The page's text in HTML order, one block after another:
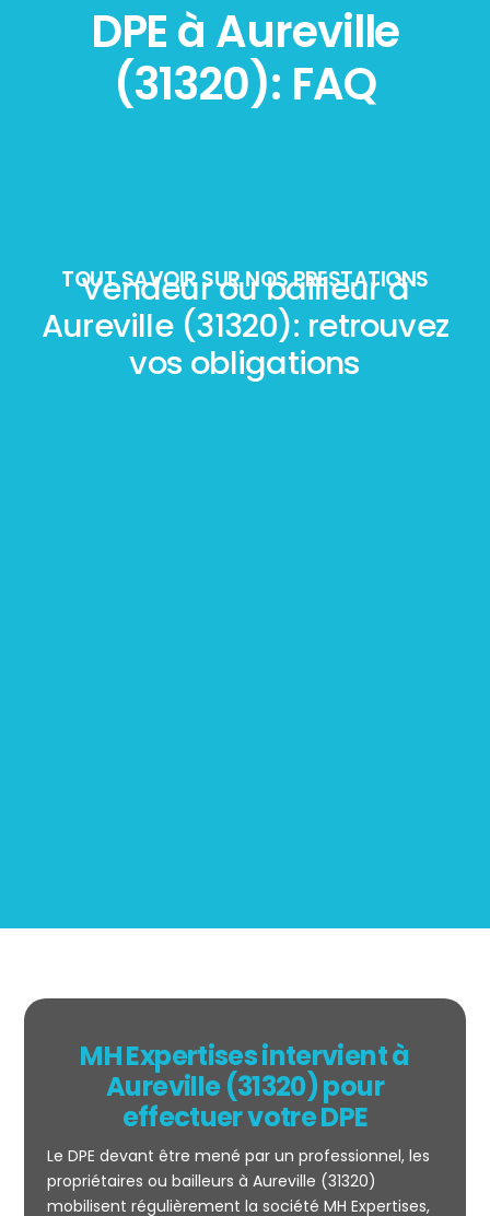
DPE à Aureville
(31320): FAQ
TOUT SAVOIR SUR NOS PRESTATIONS
Vendeur ou bailleur à
Aureville (31320): retrouvez
vos obligations
MH Expertises intervient à
Aureville (31320) pour
effectuer votre DPE
Le DPE devant être mené par un professionnel, les
propriétaires ou bailleurs à Aureville (31320)
mobilisent régulièrement la société MH Expertises,